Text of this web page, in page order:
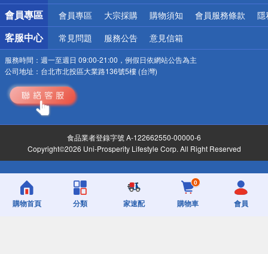
會員專區 會員專區 大宗採購 購物須知 會員服務條款 隱
客服中心 常見問題 服務公告 意見信箱
服務時間： 週一至週日 09:00-21:00，例假日依網站公告為主
公司地址： 台北市北投區大業路136號5樓 (台灣)
食品業者登錄字號 A-122662550-00000-6
Copyright©2026 Uni-Prosperity Lifestyle Corp. All Right Reserved
購物首頁 分類 家速配
0
購物車 會員